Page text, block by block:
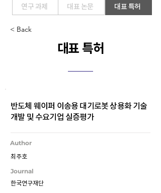
연구 과제 대표 논문 대표 특허
< Back
대표 특허
반도체 웨이퍼 이송용 대기로봇 상용화 기술
개발 및 수요기업 실증평가
Author
최주호
Journal
한국연구재단